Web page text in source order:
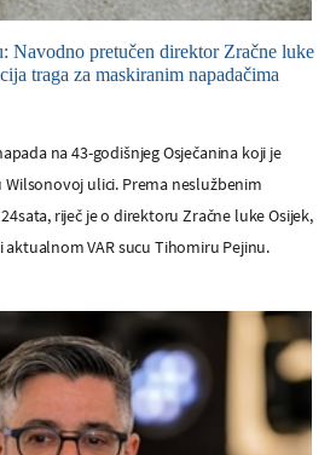
Navodno pretučen direktor Zračne luke
traga za maskiranim napadačima
na 43-godišnjeg Osječanina koji je
ulici. Prema neslužbenim
riječ je o direktoru Zračne luke Osijek,
VAR sucu Tihomiru Pejinu.